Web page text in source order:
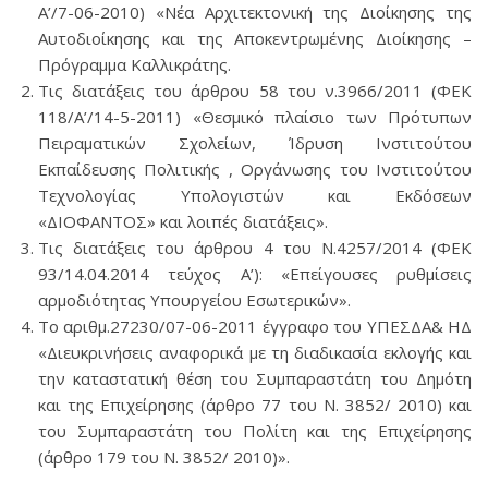
Α’/7-06-2010) «Νέα Αρχιτεκτονική της Διοίκησης της
Αυτοδιοίκησης και της Αποκεντρωμένης Διοίκησης –
Πρόγραμμα Καλλικράτης.
Τις διατάξεις του άρθρου 58 του ν.3966/2011 (ΦΕΚ
118/Α’/14-5-2011) «Θεσμικό πλαίσιο των Πρότυπων
Πειραματικών Σχολείων, Ίδρυση Ινστιτούτου
Εκπαίδευσης Πολιτικής , Οργάνωσης του Ινστιτούτου
Τεχνολογίας Υπολογιστών και Εκδόσεων
«ΔΙΟΦΑΝΤΟΣ» και λοιπές διατάξεις».
Τις διατάξεις του άρθρου 4 του Ν.4257/2014 (ΦΕΚ
93/14.04.2014 τεύχος Α’): «Επείγουσες ρυθμίσεις
αρμοδιότητας Υπουργείου Εσωτερικών».
Το αριθμ.27230/07-06-2011 έγγραφο του ΥΠΕΣΔΑ& ΗΔ
«Διευκρινήσεις αναφορικά με τη διαδικασία εκλογής και
την καταστατική θέση του Συμπαραστάτη του Δημότη
και της Επιχείρησης (άρθρο 77 του Ν. 3852/ 2010) και
του Συμπαραστάτη του Πολίτη και της Επιχείρησης
(άρθρο 179 του Ν. 3852/ 2010)».